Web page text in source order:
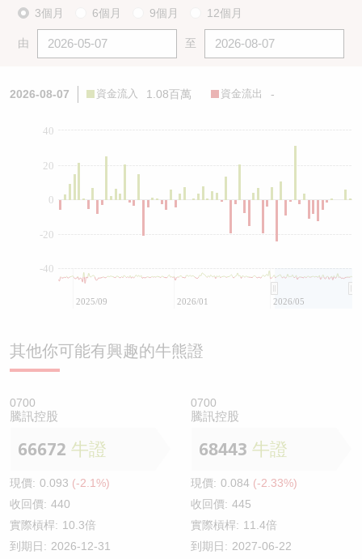
3個月 6個月 9個月 12個月
由 至
2026-08-07 資金流入 1.08百萬 資金流出 -
0
-40
-20
20
40
2025/09 2026/01 2026/05
其他你可能有興趣的牛熊證
0700
騰訊控股
66672 牛證
現價: 0.093 (-2.1%)
收回價: 440
實際槓桿: 10.3倍
到期日: 2026-12-31
0700
騰訊控股
68443 牛證
現價: 0.084 (-2.33%)
收回價: 445
實際槓桿: 11.4倍
到期日: 2027-06-22